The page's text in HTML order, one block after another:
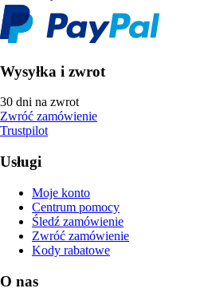
Wysyłka i zwrot
30 dni na zwrot
Zwróć zamówienie
Trustpilot
Usługi
Moje konto
Centrum pomocy
Śledź zamówienie
Zwróć zamówienie
Kody rabatowe
O nas